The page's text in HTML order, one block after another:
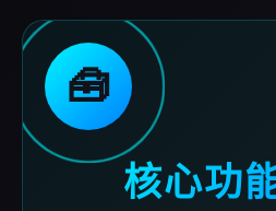
🧰
核心功